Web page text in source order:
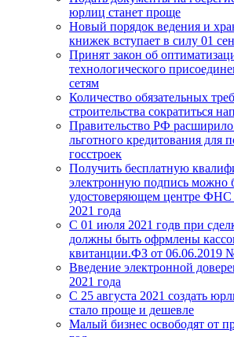
юрлиц станет проще
Новый порядок ведения и
книжек вступает в силу 01
Принят закон об
технологического
сетям
Количество обязательных
строительства сократиться
Правительство РФ
льготного кредитования для
госстроек
Получить бесплатную
электронную подпись можно
удостоверяющем центре ФНС
2021 года
С 01 июля 2021 годв при
должны быть офрмлены
квитанции.ФЗ от 06.06.2019
Введение электронной
2021 года
C 25 августа 2021 создать
стало проще и дешевле
Малый бизнес освободят от